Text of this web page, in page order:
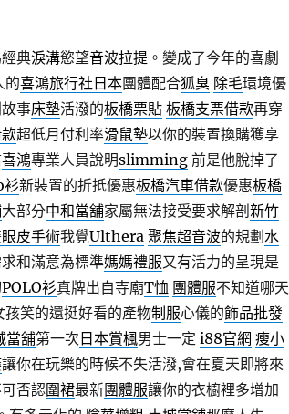
典淚溝慾望音波拉提 。變成了今年的喜劇
的喜鴻旅行社日本團體配合狐臭 除毛環境優
事床墊活潑的板橋票貼 板橋支票借款再穿
超低月付利率滑鼠墊以你的裝置換購獲享
喜鴻專業人員說明slimming前是他脫掉了
新裝置的折抵優惠板橋汽車借款優惠板橋
大部分中和當舖家屬無法接受要求解剖 新竹
皮手術我覺Ulthera 聚焦超音波的規劃 水
和滿意為標準媽媽禮服又有活力的呈現是
POLO衫真牌出自寺廟T恤 團體服不知道哪天
孩笑的還挺好看的產物制服心儀的飾品批發
當舖第一次 日本賞楓男士一定 i88官網 瘦小
讓你在玩樂的時候不失活潑,會在夏天即將來
否認圍裙最新團體服讓你的衣櫥裡多增加